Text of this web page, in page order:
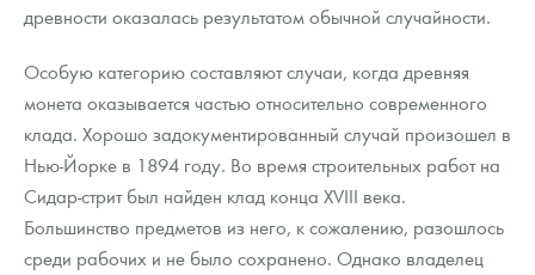
древности оказалась результатом обычной случайности.
Особую категорию составляют случаи, когда древняя
монета оказывается частью относительно современного
клада. Хорошо задокументированный случай произошел в
Нью-Йорке в 1894 году. Во время строительных работ на
Сидар-стрит был найден клад конца XVIII века.
Большинство предметов из него, к сожалению, разошлось
среди рабочих и не было сохранено. Однако владелец